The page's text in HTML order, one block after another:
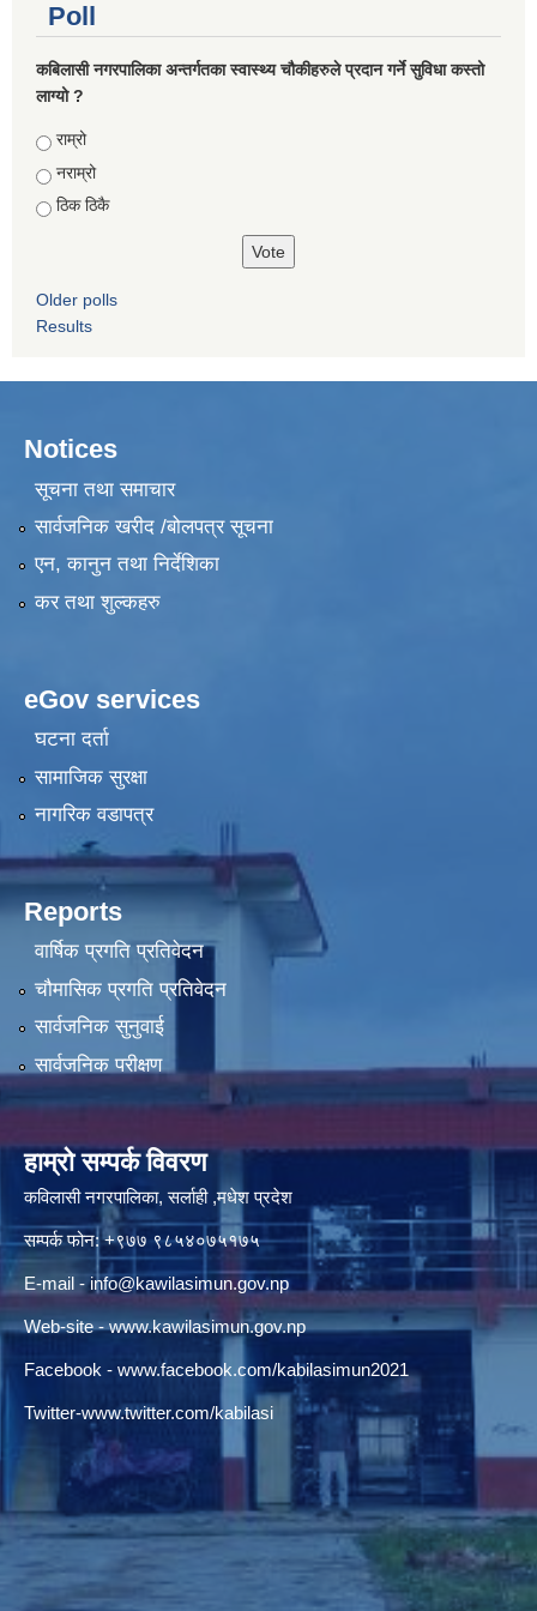
Poll
कबिलासी नगरपालिका अन्तर्गतका स्वास्थ्य चौकीहरुले प्रदान गर्ने सुविधा कस्तो
लाग्यो ?
Choices
राम्रो
नराम्रो
ठिक ठिकै
Older polls
Results
Notices
सूचना तथा समाचार
सार्वजनिक खरीद /बोलपत्र सूचना
एन, कानुन तथा निर्देशिका
कर तथा शुल्कहरु
eGov services
घटना दर्ता
सामाजिक सुरक्षा
नागरिक वडापत्र
Reports
वार्षिक प्रगति प्रतिवेदन
चौमासिक प्रगति प्रतिवेदन
सार्वजनिक सुनुवाई
सार्वजनिक परीक्षण
हाम्रो सम्पर्क विवरण
कविलासी नगरपालिका, सर्लाही ,मधेश प्रदेश
सम्पर्क फोन: +९७७ ९८५४०७५१७५
E-mail -info@kawilasimun.gov.np
Web-site -www.kawilasimun.gov.np
Facebook - www.facebook.com/kabilasimun2021
Twitter-www.twitter.com/kabilasi